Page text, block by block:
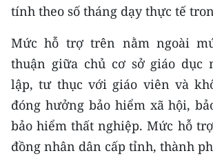
Media Thể thao
Media Giáo dục
Media Y tế
Media Khoa học - Công nghệ
tính theo số tháng dạy thực tế
Mức hỗ trợ trên nằm ngoài
thuận giữa chủ cơ sở giáo dục
lập, tư thục với giáo viên và
đóng hưởng bảo hiểm xã hội,
bảo hiểm thất nghiệp. Mức hỗ
đồng nhân dân cấp tỉnh, thành